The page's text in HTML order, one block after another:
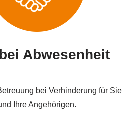
Abwesenheit
bei Verhinderung für Sie
Ihre Angehörigen.